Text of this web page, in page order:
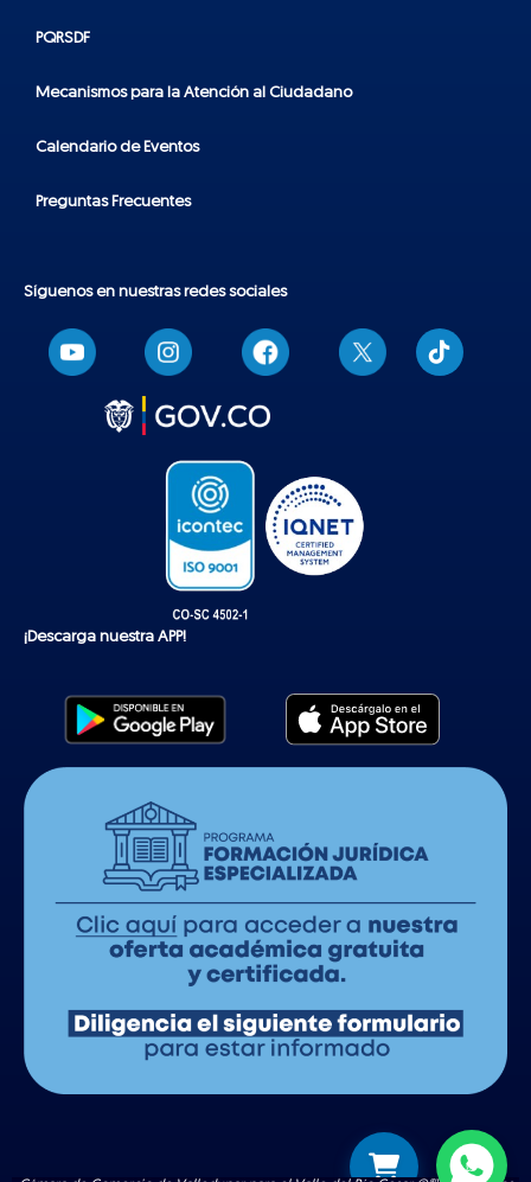
PQRSDF
Mecanismos para la Atención al Ciudadano
Calendario de Eventos
Preguntas Frecuentes
Síguenos en nuestras redes sociales
T
i
k
¡Descarga nuestra APP!